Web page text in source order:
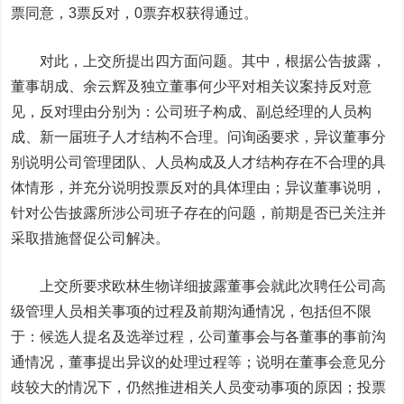
票同意，3票反对，0票弃权获得通过。
对此，上交所提出四方面问题。其中，根据公告披露，
董事胡成、余云辉及独立董事何少平对相关议案持反对意
见，反对理由分别为：公司班子构成、副总经理的人员构
成、新一届班子人才结构不合理。问询函要求，异议董事分
别说明公司管理团队、人员构成及人才结构存在不合理的具
体情形，并充分说明投票反对的具体理由；异议董事说明，
针对公告披露所涉公司班子存在的问题，前期是否已关注并
采取措施督促公司解决。
上交所要求欧林生物详细披露董事会就此次聘任公司高
级管理人员相关事项的过程及前期沟通情况，包括但不限
于：候选人提名及选举过程，公司董事会与各董事的事前沟
通情况，董事提出异议的处理过程等；说明在董事会意见分
歧较大的情况下，仍然推进相关人员变动事项的原因；投票